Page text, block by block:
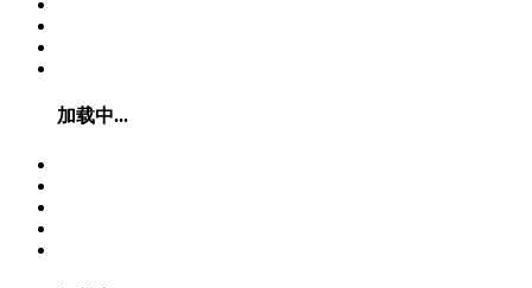
加载中...